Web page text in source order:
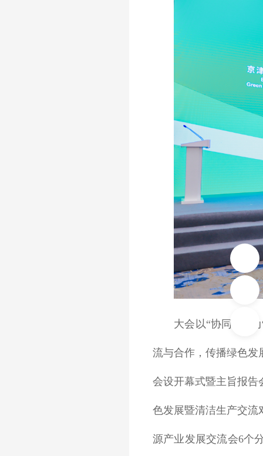
大会以“协同‘绿’
流与合作，传播绿色发
会设开幕式暨主旨报告
色发展暨清洁生产交流
源产业发展交流会6个